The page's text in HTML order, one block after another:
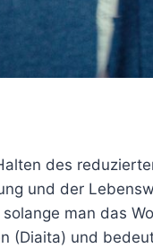
des
und der
man das
(Diaita) und